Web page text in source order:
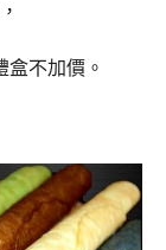
盒不加價。